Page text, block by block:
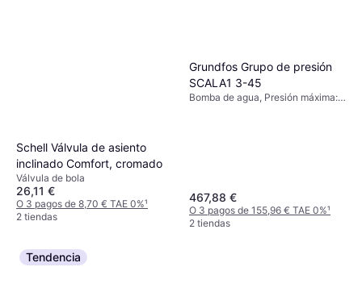
Schell Válvula de asiento
inclinado Comfort, cromado
Válvula de bola
26,11 €
O 3 pagos de 8,70 € TAE 0%¹
2 tiendas
Grundfos Grupo de presión
SCALA1 3-45
Bomba de agua, Presión máxima: 8
467,88 €
O 3 pagos de 155,96 € TAE 0%¹
2 tiendas
Tendencia